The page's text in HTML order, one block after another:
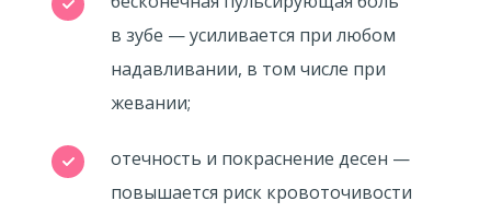
в зубе — усиливается при любом
надавливании, в том числе при
жевании;
отечность и покраснение десен —
повышается риск кровоточивости